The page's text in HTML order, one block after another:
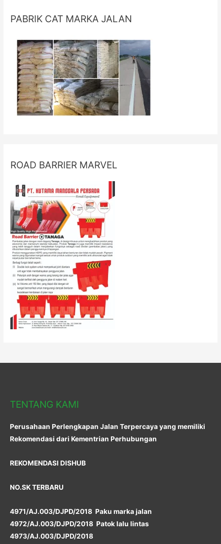
PABRIK CAT MARKA JALAN
ROAD BARRIER MARVEL
TENTANG KAMI
Perusahaan Perlengkapan Jalan Terpercaya yang memiliki
Rekomendasi dari Kementrian Perhubungan
REKOMENDASI DISHUB
NO.SK TERBARU
4971/AJ.003/DJPD/2018 Paku marka jalan
4972/AJ.003/DJPD/2018 Patok lalu lintas
4973/AJ.003/DJPD/2018